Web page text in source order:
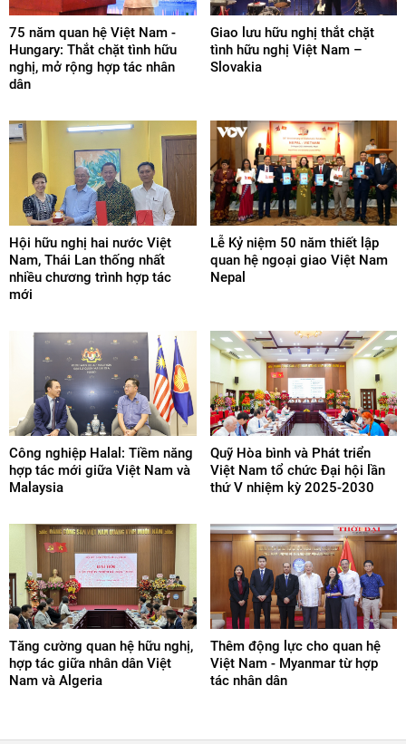
75 năm quan hệ Việt Nam -
Hungary: Thắt chặt tình hữu
nghị, mở rộng hợp tác nhân
dân
Giao lưu hữu nghị thắt chặt
tình hữu nghị Việt Nam –
Slovakia
Hội hữu nghị hai nước Việt
Nam, Thái Lan thống nhất
nhiều chương trình hợp tác
mới
Lễ Kỷ niệm 50 năm thiết lập
quan hệ ngoại giao Việt Nam
Nepal
Công nghiệp Halal: Tiềm năng
hợp tác mới giữa Việt Nam và
Malaysia
Quỹ Hòa bình và Phát triển
Việt Nam tổ chức Đại hội lần
thứ V nhiệm kỳ 2025-2030
Tăng cường quan hệ hữu nghị,
hợp tác giữa nhân dân Việt
Nam và Algeria
Thêm động lực cho quan hệ
Việt Nam - Myanmar từ hợp
tác nhân dân